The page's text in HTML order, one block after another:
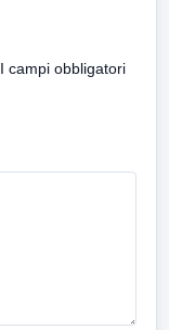
I campi obbligatori